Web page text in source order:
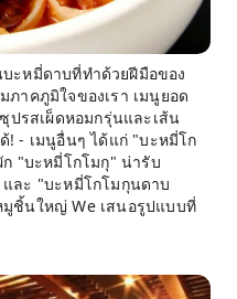
ะหมี่ดาบที่ทำด้วยฝีมือของ
ภาคภูมิใจของเรา เมนูยอด
ปรสเผ็ดหอมกรุ่นและเส้น
! - เมนูอื่นๆ ได้แก่ "บะหมี่โก
"บะหมี่โกโมกุ" น่ารับ
ละ "บะหมี่โกโมกุนดาบ
ชิ้นใหญ่ We เสนอรูปแบบที่